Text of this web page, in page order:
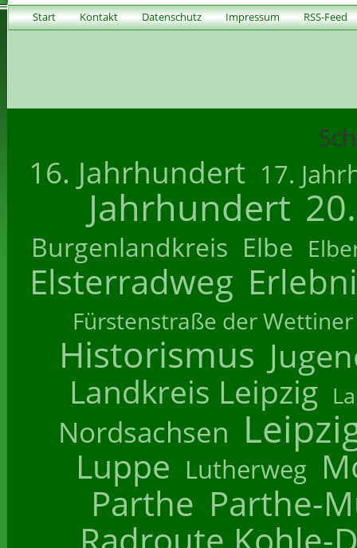
Start Kontakt Datenschutz Impressum RSS-Feed
16. Jahrhundert 17.
Jahrhundert
Burgenlandkreis Elbe
Elsterradweg
Fürstenstraße der Wettiner
Historismus
Landkreis Leipzig
Nordsachsen
Luppe Lutherweg
Parthe Parthe-